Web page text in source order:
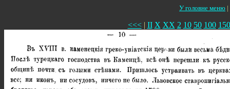
У головне меню |
<<<| II X XX 2 10 50 100 150